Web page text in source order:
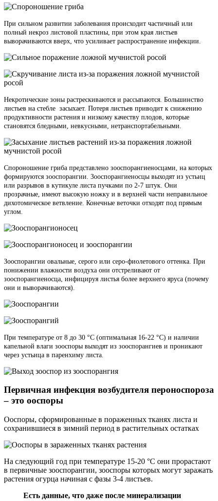
При сильном развитии заболевания происходит частичный или
полный некроз листовой пластины, при этом края листьев
выворачиваются вверх, что усиливает распространение инфекции.
Некротические зоны растрескиваются и рассыпаются. Большинство
листьев на стебле засыхает. Потеря листьев приводит к снижению
продуктивности растения и низкому качеству плодов, которые
становятся бледными, невкусными, нетранспортабельными.
Спороношение гриба представлено зооспорангиеносцами, на которых
формируются зооспорангии. Зооспорангиеносцы выходят из устьиц
или разрывов в кутикуле листа пучками по 2-7 штук. Они
прозрачные, имеют высокую ножку и в верхней части неправильное
дихотомическое ветвление. Конечные веточки отходят под прямым
углом.
Зооспорангии овальные, серого или серо-фиолетового оттенка. При
понижении влажности воздуха они отстреливают от
зооспорангиеносца, инфицируя листья более верхнего яруса (почему
они и выворачиваются).
При температуре от 8 до 30 °С (оптимальная 16-22 °С) и наличии
капельной влаги зооспоры выходят из зооспорангиев и проникают
через устьица в паренхиму листа.
Первичная инфекция возбудителя пероноспороза
– это ооспоры
Ооспоры, сформированные в пораженных тканях листа и
сохранившиеся в зимний период в растительных остатках
На следующий год при температуре 15-20 °С они прорастают
в первичные зооспорангии, зооспоры которых могут заражать
растения огурца начиная с фазы 3-4 листьев.
Есть данные, что даже после минерализации